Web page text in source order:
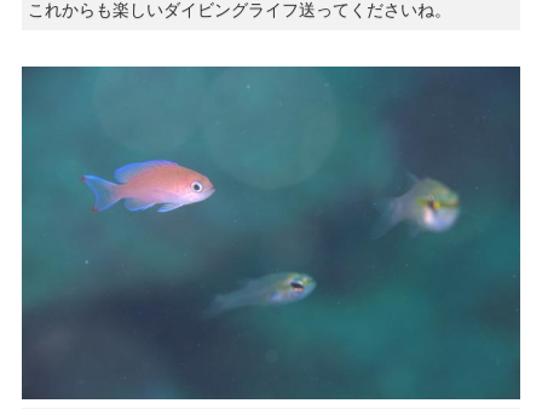
これからも楽しいダイビングライフ送ってくださいね。